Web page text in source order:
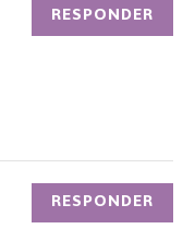
RESPONDER
RESPONDER